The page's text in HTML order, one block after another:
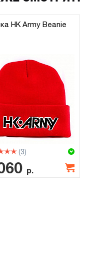
HK Army Beanie
(3)
р.